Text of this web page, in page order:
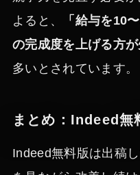
よると、
「給与を10
の完成度を上げる方
多いとされています。
まとめ：Indeed無
Indeed無料版は出稿